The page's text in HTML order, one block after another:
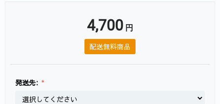
4,700 円
配送無料商品
発送先: